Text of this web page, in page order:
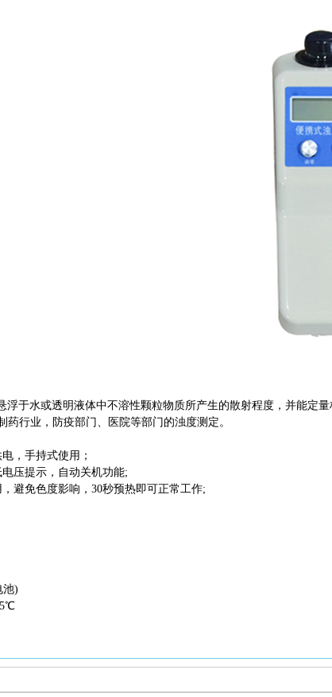
浮于水或透明液体中不溶性颗粒物质所产生的散射程度，并能
行业，防疫部门、医院等部门的浊度测定。
，手持式使用；
低电压提示，自动关机功能;
避免色度影响，30秒预热即可正常工作;
池)